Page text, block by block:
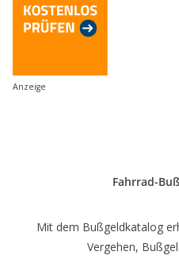
Anzeige
Fahrrad-
Mit dem Bußgeldkatalog
Vergehen,